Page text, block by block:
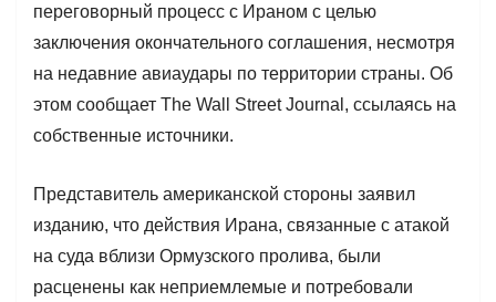
переговорный процесс с Ираном с целью
заключения окончательного соглашения, несмотря
на недавние авиаудары по территории страны. Об
этом сообщает The Wall Street Journal, ссылаясь на
собственные источники.
Представитель американской стороны заявил
изданию, что действия Ирана, связанные с атакой
на суда вблизи Ормузского пролива, были
расценены как неприемлемые и потребовали